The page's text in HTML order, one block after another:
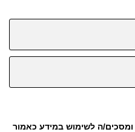
ומסכים/ה לשימוש במידע כאמור